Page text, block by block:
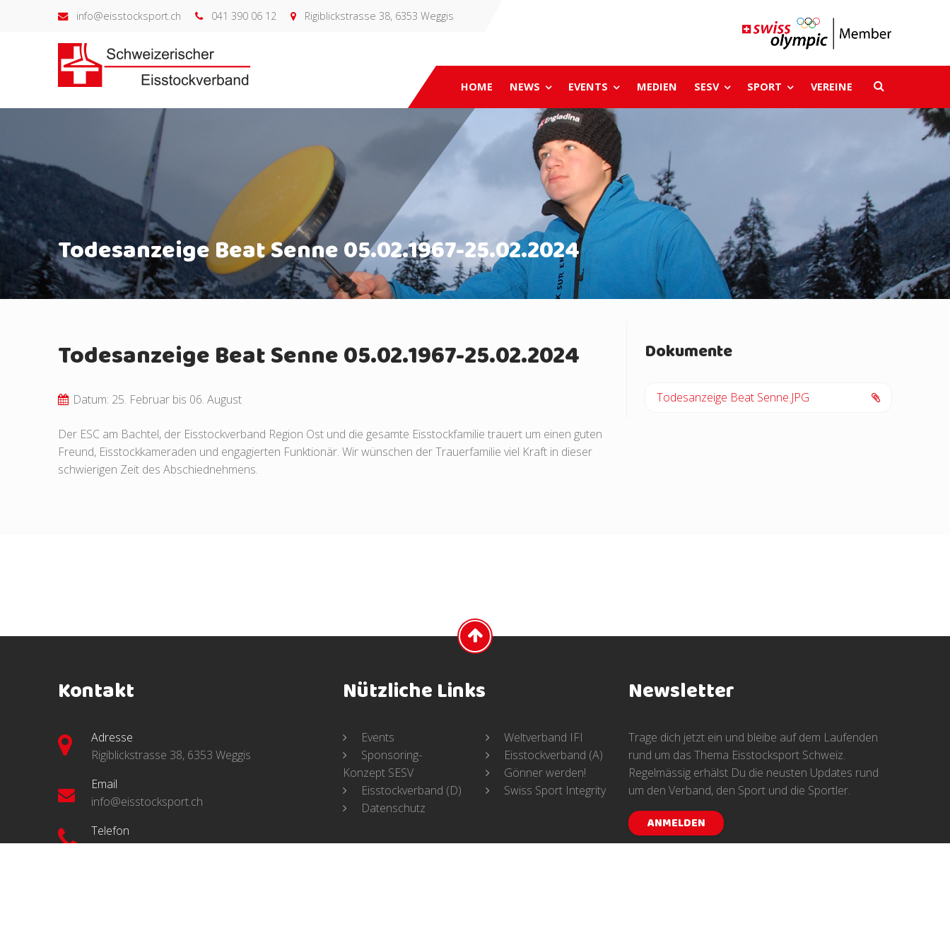
info@eisstocksport.ch 041 390 06 12 Rigiblickstrasse 38, 6353 Weggis
HOME NEWS EVENTS MEDIEN SESV SPORT VEREINE
Todesanzeige Beat Senne 05.02.1967-25.02.2024
Todesanzeige Beat Senne 05.02.1967-25.02.2024
Datum: 25. Februar bis 06. August
Der ESC am Bachtel, der Eisstockverband Region Ost und die gesamte Eisstockfamilie trauert um einen guten
Freund, Eisstockkameraden und engagierten Funktionär. Wir wünschen der Trauerfamilie viel Kraft in dieser
schwierigen Zeit des Abschiednehmens.
Dokumente
Todesanzeige Beat Senne.JPG
Kontakt
Adresse
Rigiblickstrasse 38, 6353 Weggis
Email
info@eisstocksport.ch
Telefon
041 390 06 12
Nützliche Links
Events
Sponsoring-
Konzept SESV
Eisstockverband (D)
Datenschutz
Weltverband IFI
Eisstockverband (A)
Gönner werden!
Swiss Sport Integrity
Newsletter
Trage dich jetzt ein und bleibe auf dem Laufenden
rund um das Thema Eisstocksport Schweiz.
Regelmässig erhälst Du die neusten Updates rund
um den Verband, den Sport und die Sportler.
ANMELDEN